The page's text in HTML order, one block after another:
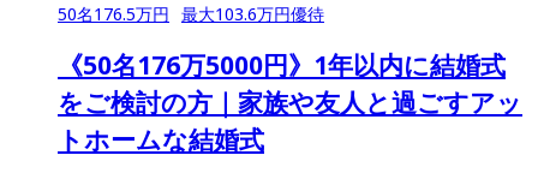
50名176.5万円 最大103.6万円優待
《50名176万5000円》1年以内に結婚式
をご検討の方｜家族や友人と過ごすアッ
トホームな結婚式